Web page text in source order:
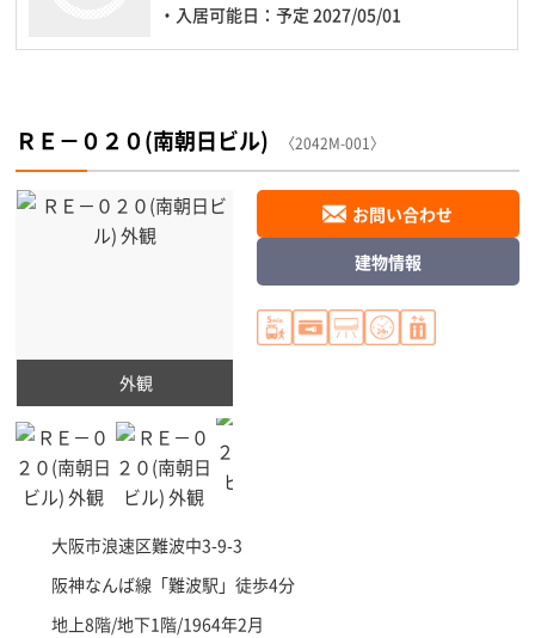
・入居可能日：予定 2027/05/01
ＲＥ－０２０(南朝日ビル) 〈2042M-001〉
外観
大阪市浪速区難波中3-9-3
阪神なんば線「難波駅 」徒歩4分
地上8階/地下1階/1964年2月
お問い合わせ
建物情報